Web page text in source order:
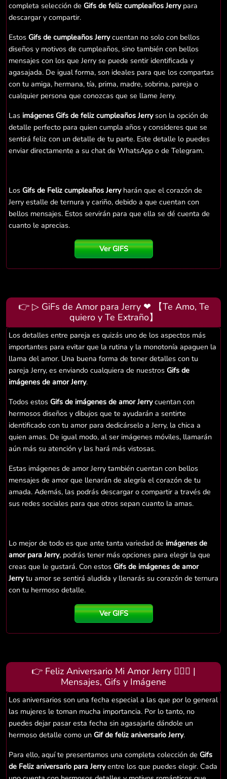
completa selección de Gifs de feliz cumpleaños Jerrypara
descargar y compartir.
Estos Gifs de cumpleaños Jerrycuentan no solo con bellos
diseños y motivos de cumpleaños, sino también con bellos
mensajes con los que Jerry se puede sentir identificada y
agasajada. De igual forma, son ideales para que los compartas
con tu amiga, hermana, tía, prima, madre, sobrina, pareja o
cualquier persona que conozcas que se llame Jerry.
Las imágenes Gifs de feliz cumpleaños Jerryson la opción de
detalle perfecto para quien cumpla años y consideres que se
sentirá feliz con un detalle de tu parte. Este detalle lo puedes
enviar directamente a su chat de WhatsApp o de Telegram.
Los Gifs de Feliz cumpleaños Jerryharán que el corazón de
Jerry estalle de ternura y cariño, debido a que cuentan con
bellos mensajes. Estos servirán para que ella se dé cuenta de
cuanto le aprecias.
Ver GIFS
👉 ▷ GiFs de Amor para Jerry ❤ 【Te Amo, Te
quiero y Te Extraño】
Los detalles entre pareja es quizás uno de los aspectos más
importantes para evitar que la rutina y la monotonía apaguen la
llama del amor. Una buena forma de tener detalles con tu
pareja Jerry, es enviando cualquiera de nuestros Gifs de
imágenes de amor Jerry.
Todos estos Gifs de imágenes de amor Jerrycuentan con
hermosos diseños y dibujos que te ayudarán a sentirte
identificado con tu amor para dedicárselo a Jerry, la chica a
quien amas. De igual modo, al ser imágenes móviles, llamarán
aún más su atención y las hará más vistosas.
Estas imágenes de amor Jerry también cuentan con bellos
mensajes de amor que llenarán de alegría el corazón de tu
amada. Además, las podrás descargar o compartir a través de
sus redes sociales para que otros sepan cuanto la amas.
Lo mejor de todo es que ante tanta variedad de imágenes de
amor para Jerry, podrás tener más opciones para elegir la que
creas que le gustará. Con estos Gifs de imágenes de amor
Jerrytu amor se sentirá aludida y llenarás su corazón de ternura
con tu hermoso detalle.
Ver GIFS
👉 Feliz Aniversario Mi Amor Jerry 👨‍❤️‍👨 |
Mensajes, Gifs y Imágene
Los aniversarios son una fecha especial a las que por lo general
las mujeres le toman mucha importancia. Por lo tanto, no
puedes dejar pasar esta fecha sin agasajarle dándole un
hermoso detalle como un Gif de feliz aniversario Jerry.
Para ello, aquí te presentamos una completa colección de Gifs
de Feliz aniversario para Jerryentre los que puedes elegir. Cada